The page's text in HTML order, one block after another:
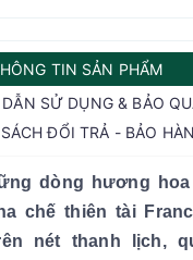
TIN SẢN PHẨM
SỬ DỤNG & BẢO
ĐỔI TRẢ - BẢO
dòng hương
chế thiên tài
nét thanh lịch,